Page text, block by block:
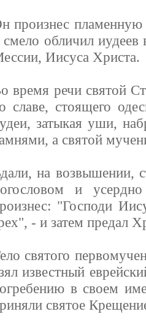
произнес пламенную
смело обличил
Иисуса Христа.
время речи святой
славе, стоящего
затыкая уши,
а святой
на возвышении,
и
"Господи
- и затем предал
святого
известный
в своем
святое